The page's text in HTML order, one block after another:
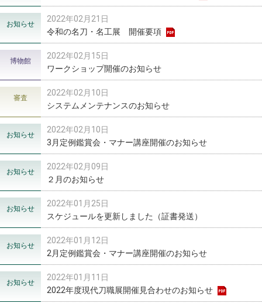
2022年02月21日
お知らせ
令和の名刀・名工展 開催要項
2022年02月15日
博物館
ワークショップ開催のお知らせ
2022年02月10日
審査
システムメンテナンスのお知らせ
2022年02月10日
お知らせ
3月定例鑑賞会・マナー講座開催のお知らせ
2022年02月09日
お知らせ
２月のお知らせ
2022年01月25日
お知らせ
スケジュールを更新しました（証書発送）
2022年01月12日
お知らせ
2月定例鑑賞会・マナー講座開催のお知らせ
2022年01月11日
お知らせ
2022年度現代刀職展開催見合わせのお知らせ